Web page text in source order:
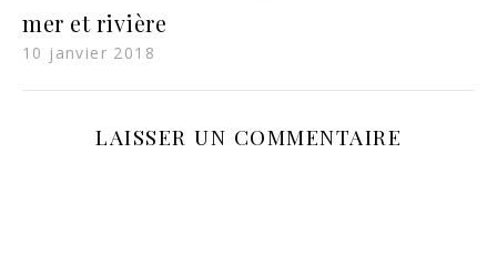
mer et rivière
10 janvier 2018
LAISSER UN COMMENTAIRE